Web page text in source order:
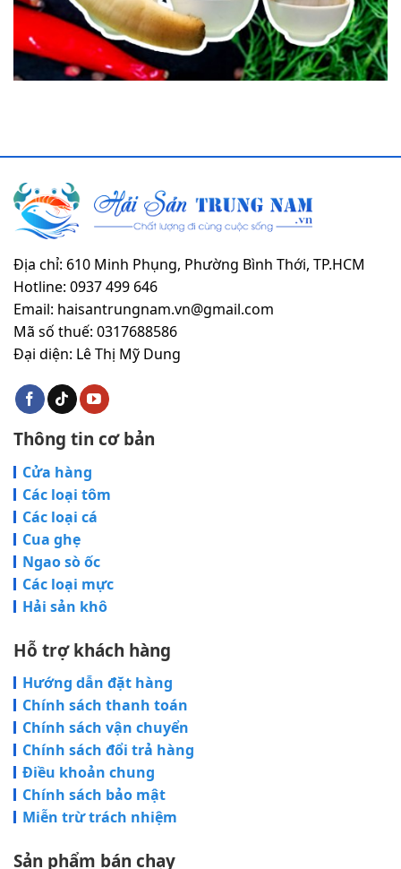
Địa chỉ: 610 Minh Phụng, Phường Bình Thới, TP.HCM
Hotline: 0937 499 646
Email: haisantrungnam.vn@gmail.com
Mã số thuế: 0317688586
Đại diện: Lê Thị Mỹ Dung
Thông tin cơ bản
Cửa hàng
Các loại tôm
Các loại cá
Cua ghẹ
Ngao sò ốc
Các loại mực
Hải sản khô
Hỗ trợ khách hàng
Hướng dẫn đặt hàng
Chính sách thanh toán
Chính sách vận chuyển
Chính sách đổi trả hàng
Điều khoản chung
Chính sách bảo mật
Miễn trừ trách nhiệm
Sản phẩm bán chạy